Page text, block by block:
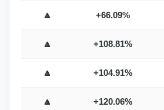
+66.09%
🔼
+108.81%
🔼
+104.91%
🔼
+120.06%
🔼